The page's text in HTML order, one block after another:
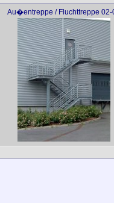
Au�entreppe / Fluchttreppe 02-